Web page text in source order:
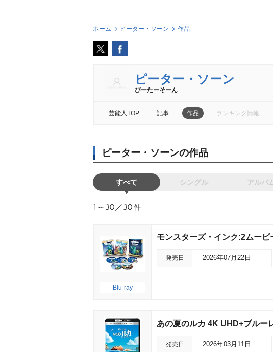
ホーム ピーター・ソーン 作品
ピーター・ソーン
ぴーたーそーん
芸能人TOP 記事 作品 ランキング情報
ピーター・ソーンの作品
すべて シングル アルバ
1～30／30件
Blu-ray
モンスターズ・インク:2ムービ
発売日 2026年07月22日
あの夏のルカ 4K UHD+ブルー
発売日 2026年03月11日